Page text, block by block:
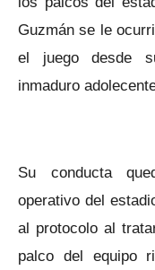
Guzmán se le
el juego desde
inmaduro
Su conducta
operativo del
al protocolo al
palco del equipo